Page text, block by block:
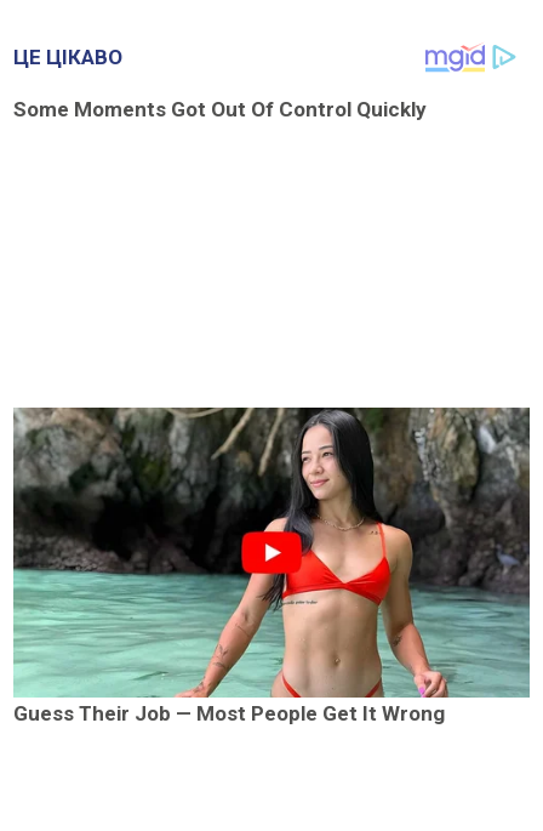
ЦЕ ЦІКАВО
Some Moments Got Out Of Control Quickly
Guess Their Job — Most People Get It Wrong